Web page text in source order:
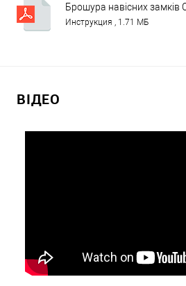
Брошура навісних замків
Инструкция , 1.71 МБ
ВІДЕО